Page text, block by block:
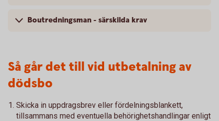
Boutredningsman - särskilda krav
Så går det till vid utbetalning av
dödsbo
Skicka in uppdragsbrev eller fördelningsblankett,
tillsammans med eventuella behörighetshandlingar enligt